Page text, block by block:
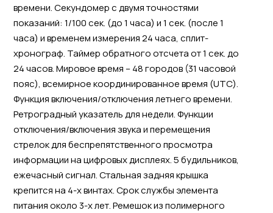
времени. Секундомер с двумя точностями
показаний: 1/100 сек. (до 1 часа) и 1 сек. (после 1
часа) и временем измерения 24 часа, сплит-
хронограф. Таймер обратного отсчета от 1 сек. до
24 часов. Мировое время – 48 городов (31 часовой
пояс), всемирное координированное время (UTC).
Функция включения/отключения летнего времени.
Ретроградный указатель для недели. Функции
отключения/включения звука и перемещения
стрелок для беспрепятственного просмотра
информации на цифровых дисплеях. 5 будильников,
ежечасный сигнал. Стальная задняя крышка
крепится на 4-х винтах. Срок службы элемента
питания около 3-х лет. Ремешок из полимерного